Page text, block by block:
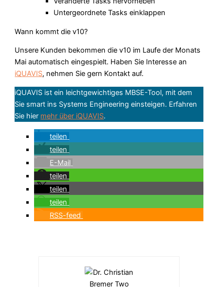
Untergeordnete Tasks einklappen
Wann kommt die v10?
Unsere Kunden bekommen die v10 im Laufe der Monats
Mai automatisch eingespielt. Haben Sie Interesse an
iQUAVIS, nehmen Sie gern Kontakt auf.
iQUAVIS ist ein leichtgewichtiges MBSE-Tool, mit dem
Sie smart ins Systems Engineering einsteigen. Erfahren
Sie hier mehr über iQUAVIS.
teilen
teilen
E-Mail
teilen
teilen
teilen
RSS-feed